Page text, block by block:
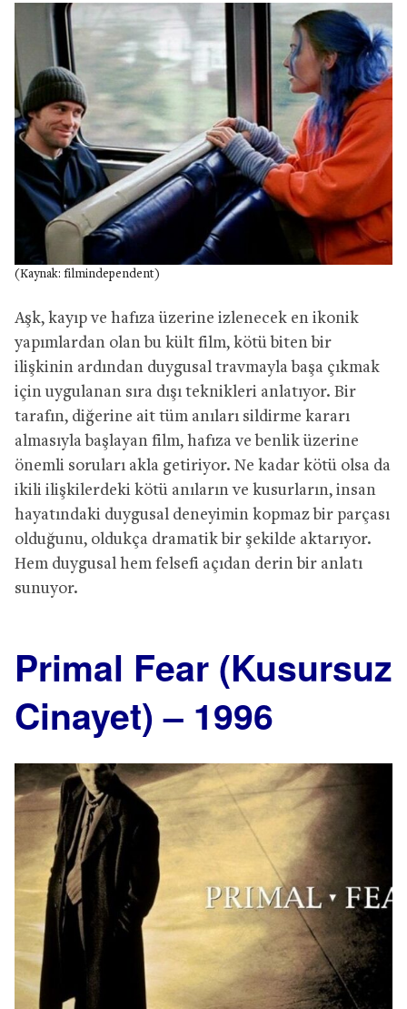
(Kaynak: filmindependent)
Aşk, kayıp ve hafıza üzerine izlenecek en ikonik
yapımlardan olan bu kült film, kötü biten bir
ilişkinin ardından duygusal travmayla başa çıkmak
için uygulanan sıra dışı teknikleri anlatıyor. Bir
tarafın, diğerine ait tüm anıları sildirme kararı
almasıyla başlayan film, hafıza ve benlik üzerine
önemli soruları akla getiriyor. Ne kadar kötü olsa da
ikili ilişkilerdeki kötü anıların ve kusurların, insan
hayatındaki duygusal deneyimin kopmaz bir parçası
olduğunu, oldukça dramatik bir şekilde aktarıyor.
Hem duygusal hem felsefi açıdan derin bir anlatı
sunuyor.
Primal Fear (Kusursuz
Cinayet) – 1996